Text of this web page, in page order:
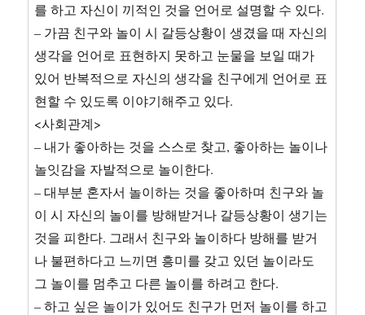
를 하고 자신이 끼적인 것을 언어로 설명할 수 있다.
– 가끔 친구와 놀이 시 갈등상황이 생겼을 때 자신의
생각을 언어로 표현하지 못하고 눈물을 보일 때가
있어 반복적으로 자신의 생각을 친구에게 언어로 표
현할 수 있도록 이야기해주고 있다.
<사회관계>
– 내가 좋아하는 것을 스스로 찾고, 좋아하는 놀이나
놀잇감을 자발적으로 놀이한다.
– 대부분 혼자서 놀이하는 것을 좋아하며 친구와 놀
이 시 자신의 놀이를 방해받거나 갈등상황이 생기는
것을 피한다. 그래서 친구와 놀이하다 방해를 받거
나 불편하다고 느끼면 흥미를 갖고 있던 놀이라도
그 놀이를 멈추고 다른 놀이를 하려고 한다.
– 하고 싶은 놀이가 있어도 친구가 먼저 놀이를 하고